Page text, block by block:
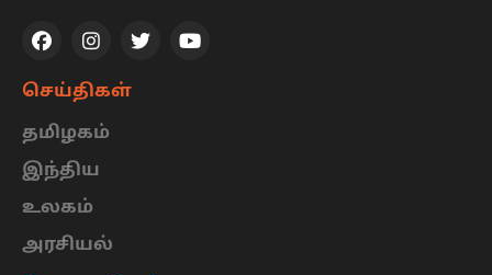
செய்திகள்
தமிழகம்
இந்திய
உலகம்
அரசியல்